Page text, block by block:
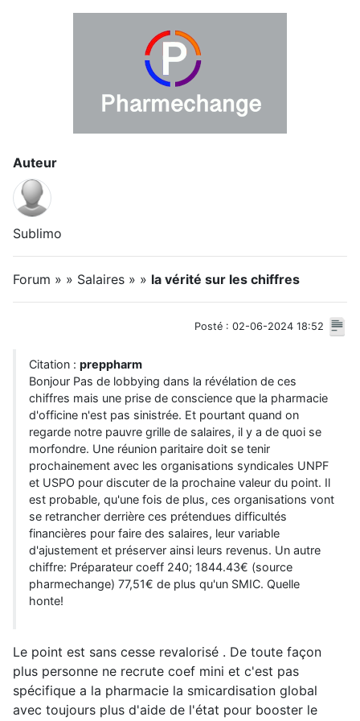
Auteur
Sublimo
Forum » » Salaires » » la vérité sur les chiffres
Posté : 02-06-2024 18:52
Citation : preppharm
Bonjour Pas de lobbying dans la révélation de ces
chiffres mais une prise de conscience que la pharmacie
d'officine n'est pas sinistrée. Et pourtant quand on
regarde notre pauvre grille de salaires, il y a de quoi se
morfondre. Une réunion paritaire doit se tenir
prochainement avec les organisations syndicales UNPF
et USPO pour discuter de la prochaine valeur du point. Il
est probable, qu'une fois de plus, ces organisations vont
se retrancher derrière ces prétendues difficultés
financières pour faire des salaires, leur variable
d'ajustement et préserver ainsi leurs revenus. Un autre
chiffre: Préparateur coeff 240; 1844.43€ (source
pharmechange) 77,51€ de plus qu'un SMIC. Quelle
honte!
Le point est sans cesse revalorisé . De toute façon
plus personne ne recrute coef mini et c'est pas
spécifique a la pharmacie la smicardisation global
avec toujours plus d'aide de l'état pour booster le